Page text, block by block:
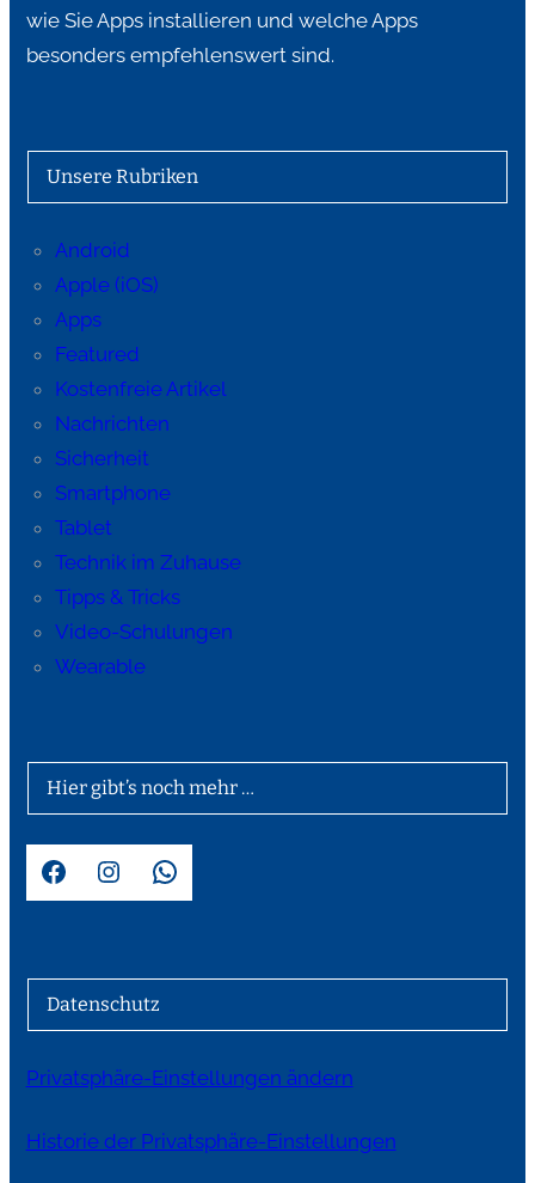
wie Sie Apps installieren und welche Apps
besonders empfehlenswert sind.
Unsere Rubriken
Android
Apple (iOS)
Apps
Featured
Kostenfreie Artikel
Nachrichten
Sicherheit
Smartphone
Tablet
Technik im Zuhause
Tipps & Tricks
Video-Schulungen
Wearable
Hier gibt’s noch mehr …
Facebook Instagram WhatsApp
Datenschutz
Privatsphäre-Einstellungen ändern
Historie der Privatsphäre-Einstellungen